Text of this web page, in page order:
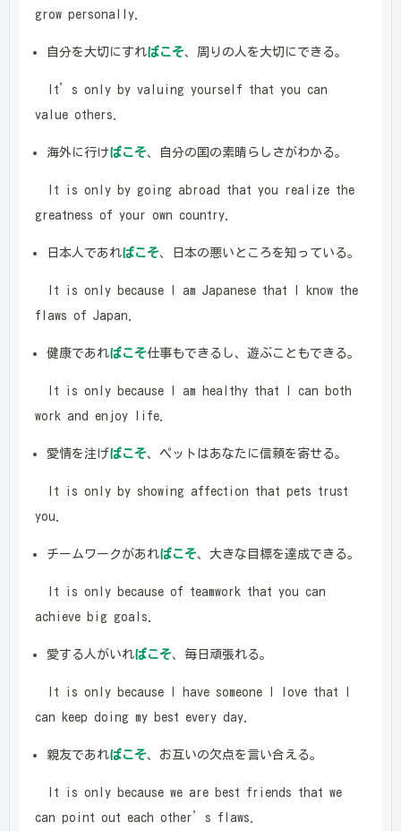
grow personally.
自分を大切にすればこそ、周りの人を大切にできる。
It’s only by valuing yourself that you can
value others.
海外に行けばこそ、自分の国の素晴らしさがわかる。
It is only by going abroad that you realize the
greatness of your own country.
日本人であればこそ、日本の悪いところを知っている。
It is only because I am Japanese that I know the
flaws of Japan.
健康であればこそ仕事もできるし、遊ぶこともできる。
It is only because I am healthy that I can both
work and enjoy life.
愛情を注げばこそ、ペットはあなたに信頼を寄せる。
It is only by showing affection that pets trust
you.
チームワークがあればこそ、大きな目標を達成できる。
It is only because of teamwork that you can
achieve big goals.
愛する人がいればこそ、毎日頑張れる。
It is only because I have someone I love that I
can keep doing my best every day.
親友であればこそ、お互いの欠点を言い合える。
It is only because we are best friends that we
can point out each other’s flaws.